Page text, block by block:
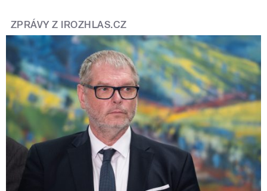
ZPRÁVY Z IROZHLAS.CZ